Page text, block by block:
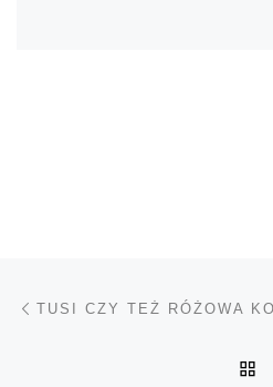
Nawigacja wpisu